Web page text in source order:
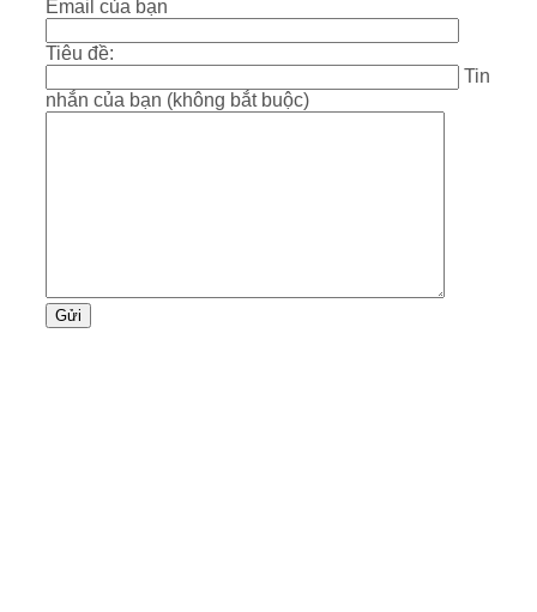
Email của bạn
Tiêu đề:
Tin
nhắn của bạn (không bắt buộc)